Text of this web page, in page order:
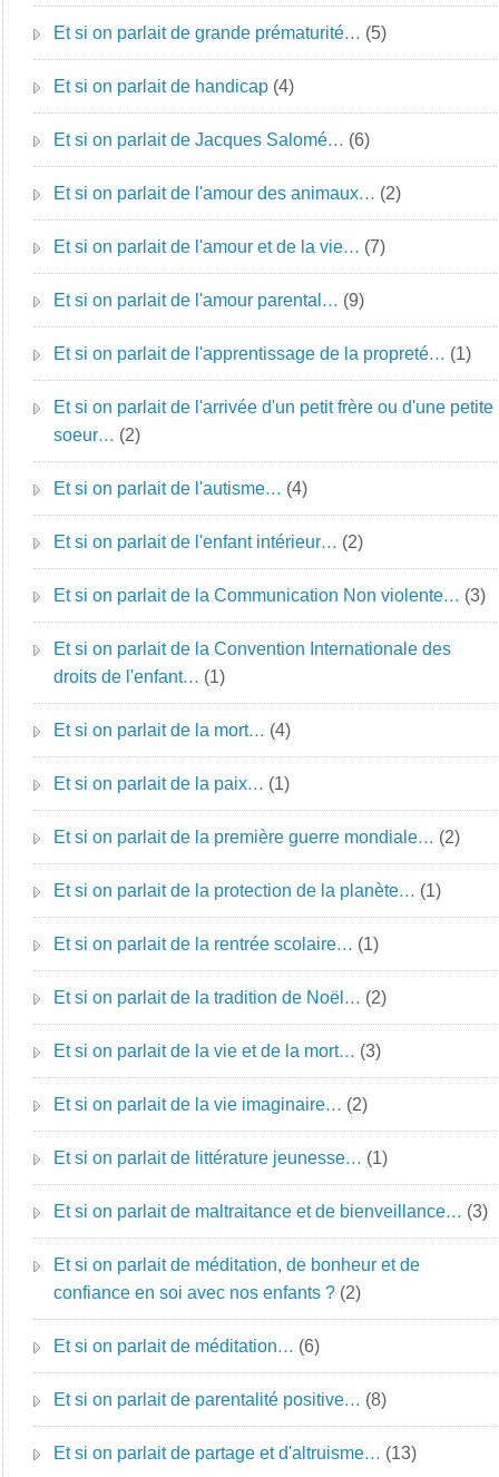
Et si on parlait de grande prématurité… (5)
Et si on parlait de handicap (4)
Et si on parlait de Jacques Salomé… (6)
Et si on parlait de l'amour des animaux… (2)
Et si on parlait de l'amour et de la vie… (7)
Et si on parlait de l'amour parental… (9)
Et si on parlait de l'apprentissage de la propreté… (1)
Et si on parlait de l'arrivée d'un petit frère ou d'une petite
soeur… (2)
Et si on parlait de l'autisme… (4)
Et si on parlait de l'enfant intérieur… (2)
Et si on parlait de la Communication Non violente… (3)
Et si on parlait de la Convention Internationale des
droits de l'enfant… (1)
Et si on parlait de la mort… (4)
Et si on parlait de la paix… (1)
Et si on parlait de la première guerre mondiale… (2)
Et si on parlait de la protection de la planète… (1)
Et si on parlait de la rentrée scolaire… (1)
Et si on parlait de la tradition de Noël… (2)
Et si on parlait de la vie et de la mort… (3)
Et si on parlait de la vie imaginaire… (2)
Et si on parlait de littérature jeunesse… (1)
Et si on parlait de maltraitance et de bienveillance… (3)
Et si on parlait de méditation, de bonheur et de
confiance en soi avec nos enfants ? (2)
Et si on parlait de méditation… (6)
Et si on parlait de parentalité positive… (8)
Et si on parlait de partage et d'altruisme… (13)